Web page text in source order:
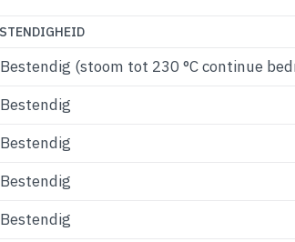
(stoom tot 230 °C continue